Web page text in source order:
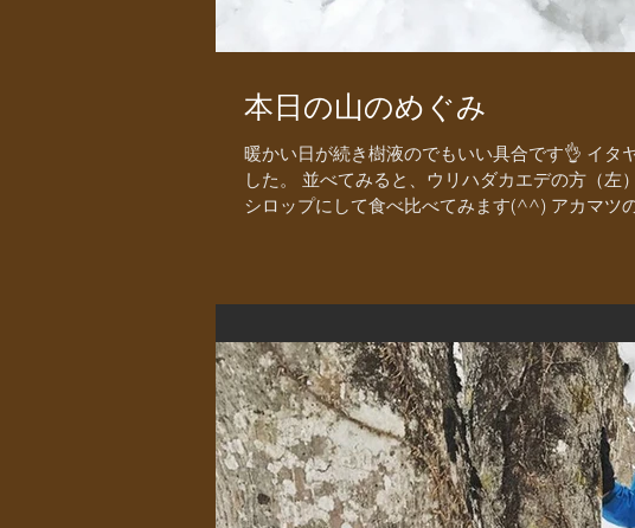
本日の山のめぐみ
暖かい日が続き樹液のでもいい具合です👌 イタ
した。 並べてみると、ウリハダカエデの方（左
シロップにして食べ比べてみます(^^) アカマツ